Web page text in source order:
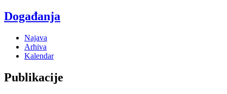
Događanja
Najava
Arhiva
Kalendar
Publikacije